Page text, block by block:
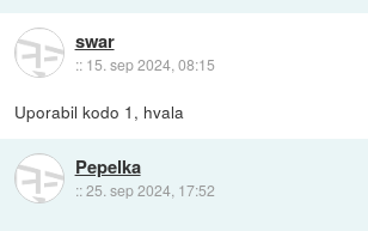
swar
:: 15. sep 2024, 08:15
Uporabil kodo 1, hvala
Pepelka
::25. sep 2024, 17:52